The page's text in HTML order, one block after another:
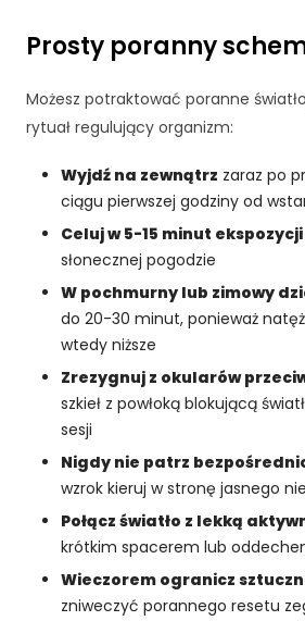
Prosty poranny
Możesz potraktować poranne
rytuał regulujący organizm:
Wyjdź na zewnątrz zaraz po
ciągu pierwszej godziny od
Celuj w 5-15 minut ekspozycji
słonecznej pogodzie
W pochmurny lub zimowy
do 20-30 minut, ponieważ
wtedy niższe
Zrezygnuj z okularów
szkieł z powłoką blokującą
sesji
Nigdy nie patrz
wzrok kieruj w stronę jasnego
Połącz światło z lekką
krótkim spacerem lub
Wieczorem ogranicz
zniweczyć porannego resetu
a
o
w
ni
o
c
o
d
a
n